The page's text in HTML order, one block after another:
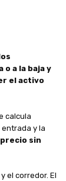
a la baja y
el activo
calcula
y la
sin
el corredor. El